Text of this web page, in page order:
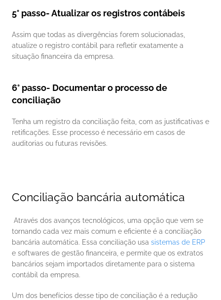
5° passo- Atualizar os registros contábeis
Assim que todas as divergências forem solucionadas,
atualize o registro contábil para refletir exatamente a
situação financeira da empresa.
6° passo- Documentar o processo de
conciliação
Tenha um registro da conciliação feita, com as justificativas e
retificações. Esse processo é necessário em casos de
auditorias ou futuras revisões.
Conciliação bancária automática
tornando cada vez mais comum e eficiente é a conciliação
bancária automática. Essa conciliação usa sistemas de ERP
e softwares de gestão financeira, e permite que os extratos
bancários sejam importados diretamente para o sistema
contábil da empresa.
Um dos benefícios desse tipo de conciliação é a redução